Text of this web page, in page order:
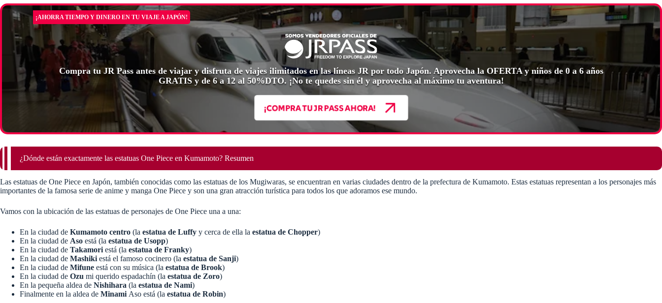
¡AHORRA TIEMPO Y DINERO EN TU VIAJE A JAPÓN!
Compra tu JR Pass antes de viajar y disfruta de viajes ilimitados en las líneas JR por todo Japón. Aprovecha la OFERTA y niños de 0 a 6 años
GRATIS y de 6 a 12 al 50%DTO. ¡No te quedes sin él y aprovecha al máximo tu aventura!
¡COMPRA TU JR PASS AHORA!
¿Dónde están exactamente las estatuas One Piece en Kumamoto? Resumen
Las estatuas de One Piece en Japón, también conocidas como las estatuas de los Mugiwaras, se encuentran en varias ciudades dentro de la prefectura de Kumamoto. Estas estatuas representan a los personajes más
importantes de la famosa serie de anime y manga One Piece y son una gran atracción turística para todos los que adoramos ese mundo.
Vamos con la ubicación de las estatuas de personajes de One Piece una a una:
En la ciudad de Kumamoto centro (la estatua de Luffy y cerca de ella la estatua de Chopper)
En la ciudad de Aso está (la estatua de Usopp)
En la ciudad de Takamori está (la estatua de Franky)
En la ciudad de Mashiki está el famoso cocinero (la estatua de Sanji)
En la ciudad de Mifune está con su música (la estatua de Brook)
En la ciudad de Ozu mi querido espadachín (la estatua de Zoro)
En la pequeña aldea de Nishihara (la estatua de Nami)
Finalmente en la aldea de Minami Aso está (la estatua de Robin)